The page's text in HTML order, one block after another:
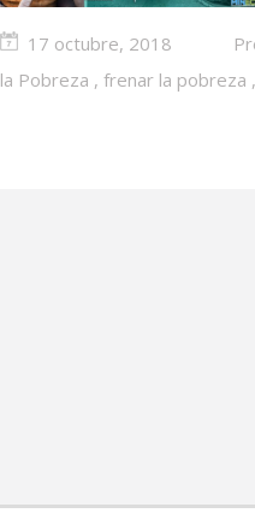
17 octubre, 2018
la Pobreza ,frenar la pobreza ,